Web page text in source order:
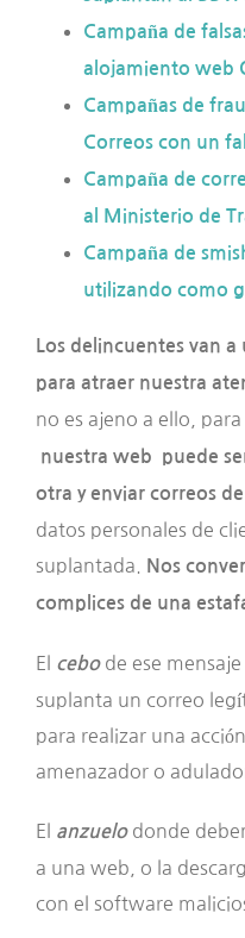
Campaña de
alojamiento web
Campañas de
Correos con un
Campaña de
al Ministerio de
Campaña de
utilizando como
Los delincuentes van
para atraer nuestra
no es ajeno a ello, para
nuestra web puede
otra y enviar correos de
datos personales de
suplantada.
Nos
complices de una
El cebode ese
suplanta un correo
para realizar una
amenazador o
El anzuelodonde
a una web, o la
con el software